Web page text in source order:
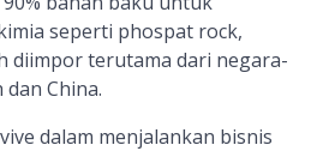
seperti phospat rock,
diimpor terutama dari negara-
China.
dalam menjalankan bisnis